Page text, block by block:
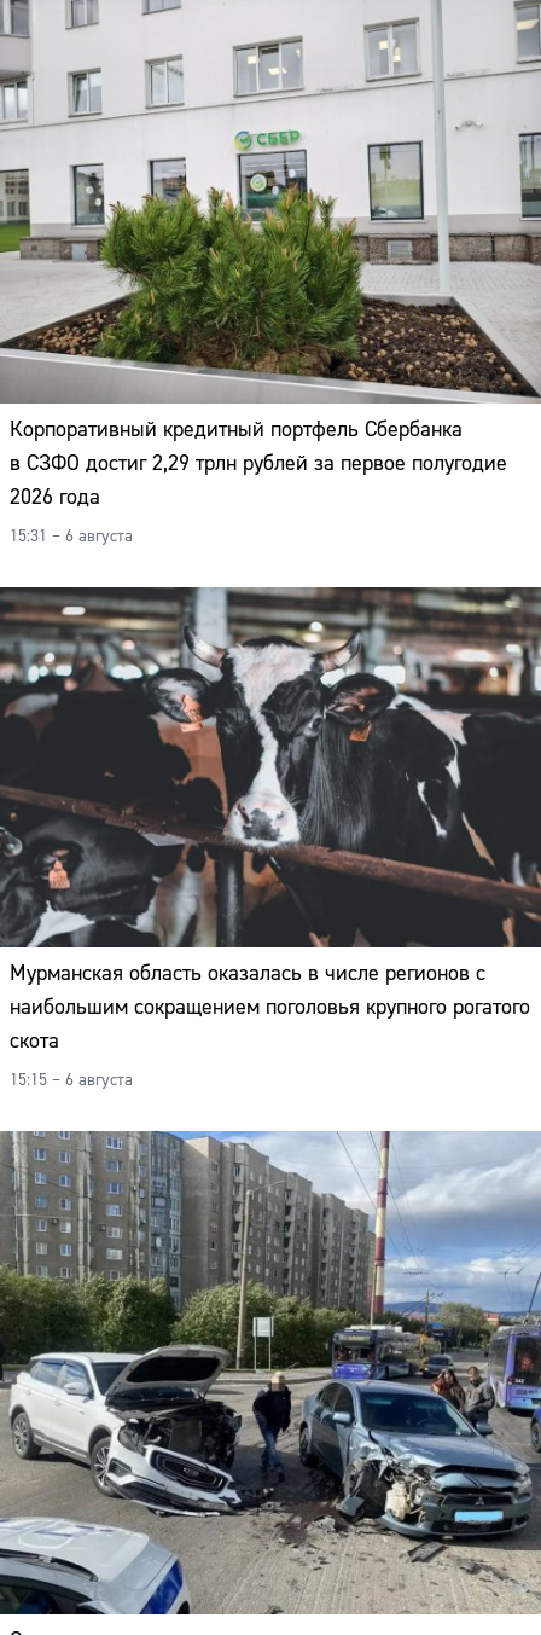
Корпоративный кредитный портфель Сбербанка
в СЗФО достиг 2,29 трлн рублей за первое полугодие
2026 года
15:31 – 6 августа
Мурманская область оказалась в числе регионов с
наибольшим сокращением поголовья крупного рогатого
скота
15:15 – 6 августа
Сайт: